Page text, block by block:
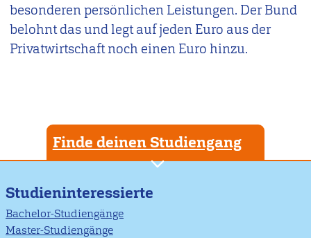
besonderen persönlichen Leistungen. Der Bund
belohnt das und legt auf jeden Euro aus der
Privatwirtschaft noch einen Euro hinzu.
Finde deinen Studiengang
Studieninteressierte
Bachelor-Studiengänge
Master-Studiengänge